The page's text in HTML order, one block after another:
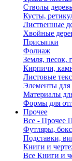
Стволы
Кусты,
Лиственные
Хвойные
Присыпки
Фолиаж
Земля, песок,
Кирпичи,
Листовые
Элементы для
Материалы
Формы для
Прочее
Все - Прочее
Футляры,
Подставки,
Книги и
Все Книги и